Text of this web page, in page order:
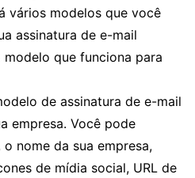
vários modelos que você
assinatura de e-mail
que funciona para
de assinatura de e-mail
empresa. Você pode
nome da sua empresa,
de mídia social, URL de